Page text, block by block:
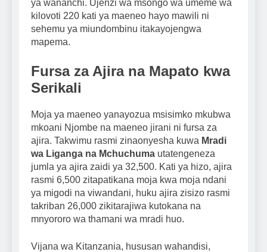
ya wananchi. Ujenzi wa msongo wa umeme wa
kilovoti 220 kati ya maeneo hayo mawili ni
sehemu ya miundombinu itakayojengwa
mapema.
Fursa za Ajira na Mapato kwa
Serikali
Moja ya maeneo yanayozua msisimko mkubwa
mkoani Njombe na maeneo jirani ni fursa za
ajira. Takwimu rasmi zinaonyesha kuwa Mradi
wa Liganga na Mchuchuma utatengeneza
jumla ya ajira zaidi ya 32,500. Kati ya hizo, ajira
rasmi 6,500 zitapatikana moja kwa moja ndani
ya migodi na viwandani, huku ajira zisizo rasmi
takriban 26,000 zikitarajiwa kutokana na
mnyororo wa thamani wa mradi huo.
Vijana wa Kitanzania, hususan wahandisi,